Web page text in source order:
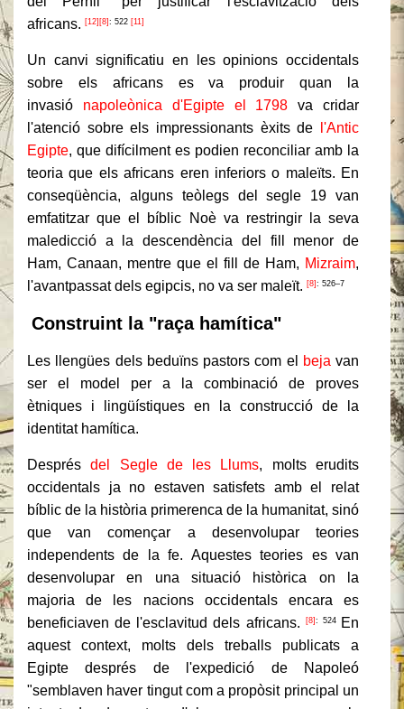
africans. [12] [8] : 522 [11]
Un canvi significatiu en les opinions occidentals
sobre els africans es va produir quan la
invasió napoleònica d'Egipte el 1798 va cridar
l'atenció sobre els impressionants èxits de
l'Antic
Egipte, que difícilment es podien reconciliar amb la
teoria que els africans eren inferiors o maleïts. En
conseqüència, alguns teòlegs del segle 19 van
emfatitzar que el bíblic Noè va restringir la seva
maledicció a la descendència del fill menor de
Ham, Canaan, mentre que el fill de Ham, Mizraim,
l'avantpassat dels egipcis, no va ser maleït. [8] : 526–7
Construint la "raça hamítica"
Les llengües dels beduïns pastors com el beja van
ser el model per a la combinació de proves
ètniques i lingüístiques en la construcció de la
identitat hamítica.
Desprésdel Segle de les Llums, molts erudits
occidentals ja no estaven satisfets amb el relat
bíblic de la història primerenca de la humanitat, sinó
que van començar a desenvolupar teories
independents de la fe. Aquestes teories es van
desenvolupar en una situació històrica on la
majoria de les nacions occidentals encara es
beneficiaven de l'esclavitud dels africans.
[8] : 524
En
aquest context, molts dels treballs publicats a
Egipte després de l'expedició de Napoleó
"semblaven haver tingut com a propòsit principal un